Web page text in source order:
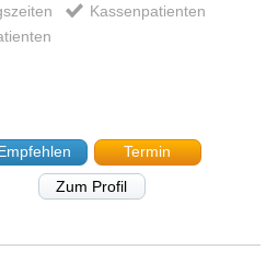
Kassenpatienten
Termin
Zum Profil